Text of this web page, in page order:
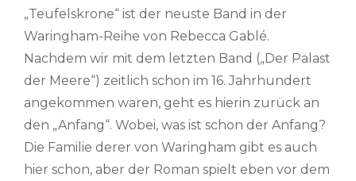
„Teufelskrone“ ist der neuste Band in der
Waringham-Reihe von Rebecca Gablé.
Nachdem wir mit dem letzten Band („Der Palast
der Meere“) zeitlich schon im 16. Jahrhundert
angekommen waren, geht es hierin zurück an
den „Anfang“. Wobei, was ist schon der Anfang?
Die Familie derer von Waringham gibt es auch
hier schon, aber der Roman spielt eben vor dem